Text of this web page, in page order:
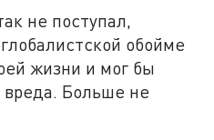
не поступал,
обойме
жизни и мог бы
Больше не